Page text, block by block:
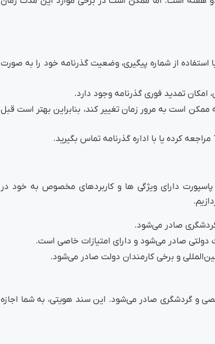
از شماره پیگیری، وضعیت گذرنامه خود را به صورت
تمدید فوری گذرنامه وجود دارد.
است به مرور زمان تغییر کند، بنابراین بهتر است قبل
دارای ویژگی ها و کاربردهای مخصوص به خود در
صادر می‌شود.
دولتی صادر می‌شود و دارای امتیازات خاصی است.
و برخی کارمندان دولت صادر می‌شود.
و گردشگری صادر می‌شود. این سند هویتی، به شما اجازه